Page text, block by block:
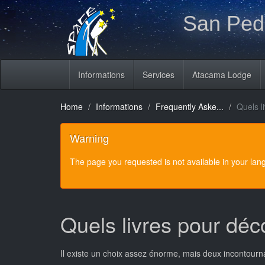
San
Informations Services Atacama Lodge
Home Informations Frequently Aske... Quels
Warning
The page you requested is not available in your
Quels livres pour
Il existe un choix assez énorme, mais deux